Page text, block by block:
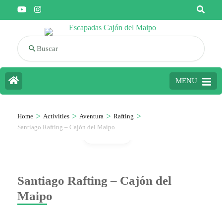
Buscar
MENU
Home > Activities > Aventura > Rafting >
Santiago Rafting – Cajón del Maipo
Santiago Rafting – Cajón del
Maipo